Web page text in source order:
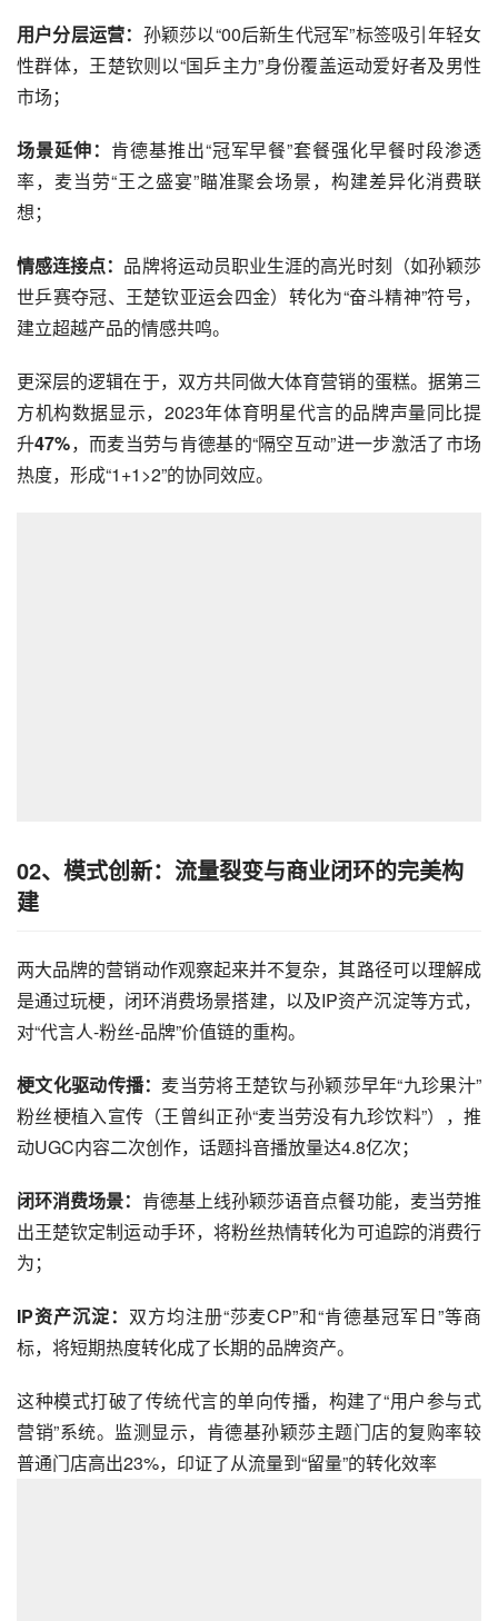
用户分层运营： 孙颖莎以“00后新生代冠军”标签吸引年轻女
性群体，王楚钦则以“国乒主力”身份覆盖运动爱好者及男性
市场；
场景延伸： 肯德基推出“冠军早餐”套餐强化早餐时段渗透
率，麦当劳“王之盛宴”瞄准聚会场景，构建差异化消费联
想；
情感连接点： 品牌将运动员职业生涯的高光时刻（如孙颖莎
世乒赛夺冠、王楚钦亚运会四金）转化为“奋斗精神”符号，
建立超越产品的情感共鸣。
更深层的逻辑在于，双方共同做大体育营销的蛋糕。据第三
方机构数据显示，2023年体育明星代言的品牌声量同比提
升47%，而麦当劳与肯德基的“隔空互动”进一步激活了市场
热度，形成“1+1>2”的协同效应。
02、 模式创新：流量裂变与商业闭环的完美构
建
两大品牌的营销动作观察起来并不复杂，其路径可以理解成
是通过玩梗，闭环消费场景搭建，以及IP资产沉淀等方式，
对“代言人-粉丝-品牌”价值链的重构。
梗文化驱动传播：麦当劳将王楚钦与孙颖莎早年“九珍果汁”
粉丝梗植入宣传（王曾纠正孙“麦当劳没有九珍饮料”），推
动UGC内容二次创作，话题抖音播放量达4.8亿次；
闭环消费场景： 肯德基上线孙颖莎语音点餐功能，麦当劳推
出王楚钦定制运动手环，将粉丝热情转化为可追踪的消费行
为；
IP资产沉淀： 双方均注册“莎麦CP”和“肯德基冠军日”等商
标，将短期热度转化成了长期的品牌资产。
这种模式打破了传统代言的单向传播，构建了“用户参与式
营销”系统。监测显示，肯德基孙颖莎主题门店的复购率较
普通门店高出23%，印证了从流量到“留量”的转化效率